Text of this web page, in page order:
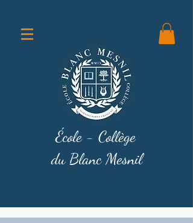
École - Collège
du Blanc Mesnil